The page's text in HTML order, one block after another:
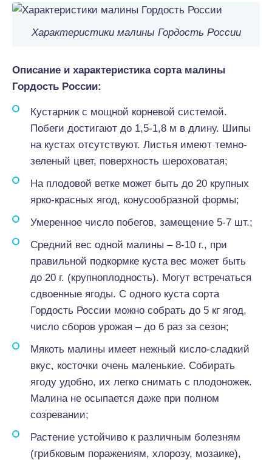
Характеристики малины Гордость России
Описание и характеристика сорта малины
Гордость России:
Кустарник с мощной корневой системой.
Побеги достигают до 1,5-1,8 м в длину. Шипы
на кустах отсутствуют. Листья имеют темно-
зеленый цвет, поверхность шероховатая;
На плодовой ветке может быть до 20 крупных
ярко-красных ягод, конусообразной формы;
Умеренное число побегов, замещение 5-7 шт.;
Средний вес одной малины – 8-10 г., при
правильной подкормке куста вес может быть
до 20 г. (крупноплодность). Могут встречаться
сдвоенные ягоды. С одного куста сорта
Гордость России можно собрать до 5 кг ягод,
число сборов урожая – до 6 раз за сезон;
Мякоть малины имеет нежный кисло-сладкий
вкус, косточки очень маленькие. Собирать
ягоду удобно, их легко снимать с плодоножек.
Малина не осыпается даже при полном
созревании;
Растение устойчиво к различным болезням
(грибковым поражениям, хлорозу, мозаике),